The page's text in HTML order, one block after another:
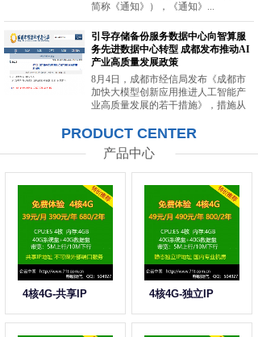
简称《通知》），《通知》...
引导存储备份服务数据中心向智算服
务先进数据中心转型 成都发布推动AI
产业高质量发展政策
8月4日，成都市经信局发布《成都市
加快大模型创新应用推进人工智能产
业高质量发展的若干措施》，措施从
力等方面提出20条举措。...
PRODUCT CENTER
产品中心
4核4G-共享IP 4核4G-独立IP